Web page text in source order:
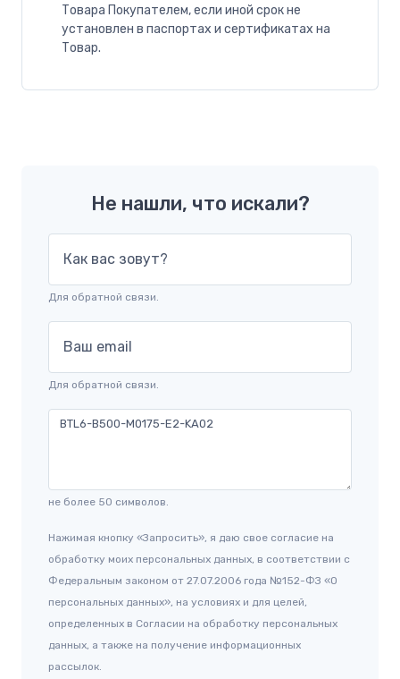
Товара Покупателем, если иной срок не
установлен в паспортах и сертификатах на
Товар.
Не нашли, что искали?
Как вас зовут?
Для обратной связи.
Ваш email
Для обратной связи.
не более 50 символов.
Нажимая кнопку «Запросить», я даю свое согласие на
обработку моих персональных данных, в соответствии с
Федеральным законом от 27.07.2006 года №152-ФЗ «О
персональных данных», на условиях и для целей,
определенных в Согласии на обработку персональных
данных, а также на получение информационных
рассылок.